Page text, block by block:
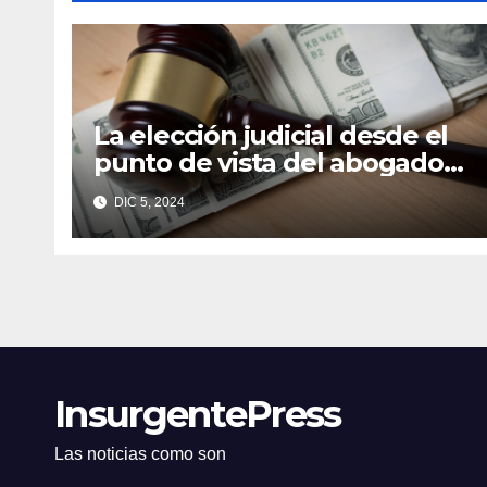
La elección judicial desde el
punto de vista del abogado
Edgar Galindo Macedo
DIC 5, 2024
InsurgentePress
Las noticias como son